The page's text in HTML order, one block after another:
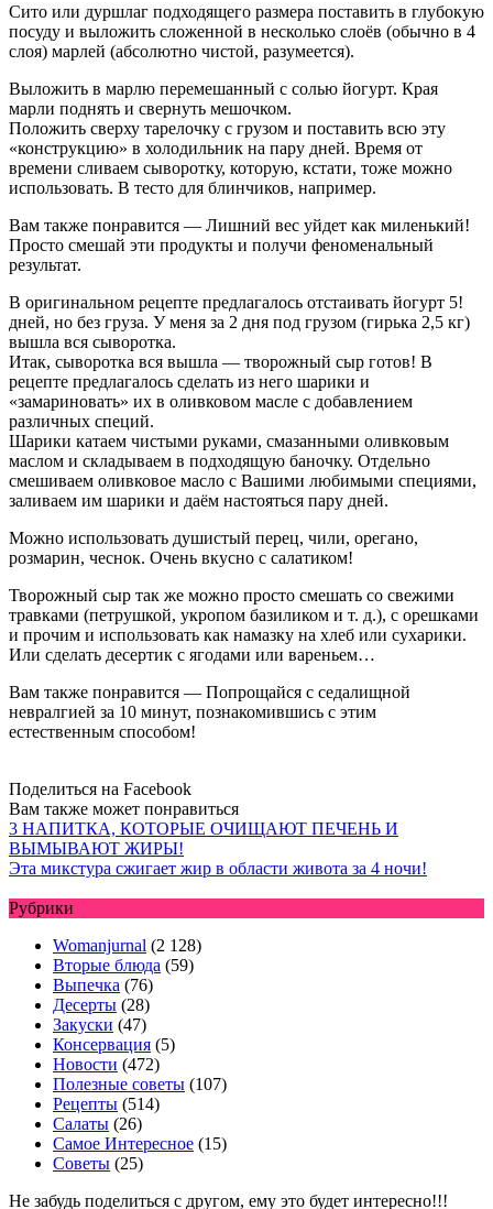
Сито или дуршлаг подходящего размера поставить в глубокую
посуду и выложить сложенной в несколько слоёв (обычно в 4
слоя) марлей (абсолютно чистой, разумеется).
Выложить в марлю перемешанный с солью йогурт. Края
марли поднять и свернуть мешочком.
Положить сверху тарелочку с грузом и поставить всю эту
«конструкцию» в холодильник на пару дней. Время от
времени сливаем сыворотку, которую, кстати, тоже можно
использовать. В тесто для блинчиков, например.
Вам также понравится — Лишний вес уйдет как миленький!
Просто смешай эти продукты и получи феноменальный
результат.
В оригинальном рецепте предлагалось отстаивать йогурт 5!
дней, но без груза. У меня за 2 дня под грузом (гирька 2,5 кг)
вышла вся сыворотка.
Итак, сыворотка вся вышла — творожный сыр готов! В
рецепте предлагалось сделать из него шарики и
«замариновать» их в оливковом масле с добавлением
различных специй.
Шарики катаем чистыми руками, смазанными оливковым
маслом и складываем в подходящую баночку. Отдельно
смешиваем оливковое масло с Вашими любимыми специями,
заливаем им шарики и даём настояться пару дней.
Можно использовать душистый перец, чили, орегано,
розмарин, чеснок. Очень вкусно с салатиком!
Творожный сыр так же можно просто смешать со свежими
травками (петрушкой, укропом базиликом и т. д.), с орешками
и прочим и использовать как намазку на хлеб или сухарики.
Или сделать десертик с ягодами или вареньем…
Вам также понравится — Попрощайся с седалищной
невралгией за 10 минут, познакомившись с этим
естественным способом!
Поделиться на Facebook
Вам также может понравиться
3 НАПИТКА, КОТОРЫЕ ОЧИЩАЮТ ПЕЧЕНЬ И
ВЫМЫВАЮТ ЖИРЫ!
Эта микстура сжигает жир в области живота за 4 ночи!
Рубрики
Womanjurnal (2 128)
Вторые блюда (59)
Выпечка (76)
Десерты (28)
Закуски (47)
Консервация (5)
Новости (472)
Полезные советы (107)
Рецепты (514)
Салаты (26)
Самое Интересное (15)
Советы (25)
Не забудь поделиться с другом, ему это будет интересно!!!